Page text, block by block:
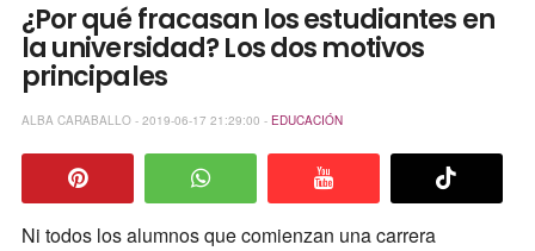
¿Por qué fracasan los estudiantes en
la universidad? Los dos motivos
principales
ALBA CARABALLO - 2019-06-17 21:29:00 - EDUCACIÓN
Ni todos los alumnos que comienzan una carrera